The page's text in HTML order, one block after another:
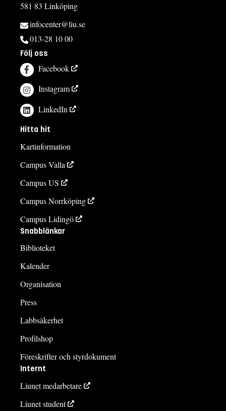
581 83 Linköping
infocenter@liu.se
013-28 10 00
Följ oss
Facebook
Instagram
LinkedIn
Hitta hit
Kartinformation
Campus Valla
Campus US
Campus Norrköping
Campus Lidingö
Snabblänkar
Biblioteket
Kalender
Organisation
Press
Labbsäkerhet
Profilshop
Föreskrifter och styrdokument
Internt
Liunet medarbetare
Liunet student